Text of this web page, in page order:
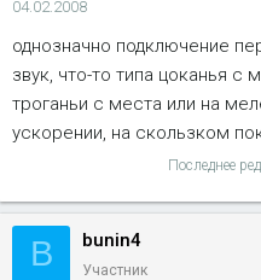
04.02.2008
однозначно подключение
звук, что-то типа цоканья с
троганьи с места или на
ускорении, на скользком
Последнее
B bunin4
Участник